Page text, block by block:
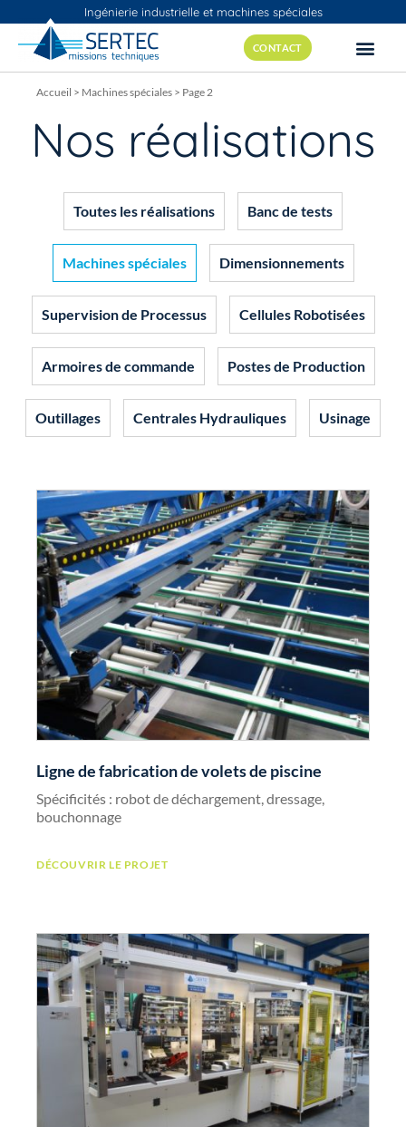
Ingénierie industrielle et machines spéciales
CONTACT
Accueil > Machines spéciales > Page 2
Nos réalisations
Toutes les réalisations Banc de tests
Machines spéciales Dimensionnements
Supervision de Processus Cellules Robotisées
Armoires de commande Postes de Production
Outillages Centrales Hydrauliques Usinage
Ligne de fabrication de volets de piscine
Spécificités : robot de déchargement, dressage,
bouchonnage
DÉCOUVRIR LE PROJET